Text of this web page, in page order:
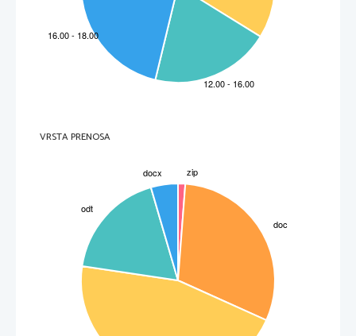
VRSTA PRENOSA